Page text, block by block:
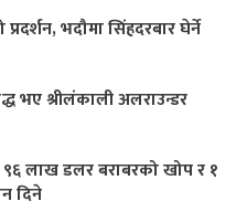
भदौमा सिंहदरबार घेर्ने
भए श्रीलंकाली अलराउन्डर
लाख डलर बराबरको खोप र १
दिने